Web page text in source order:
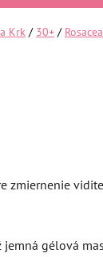
Krk / 30+ /
zmiernenie
gélová